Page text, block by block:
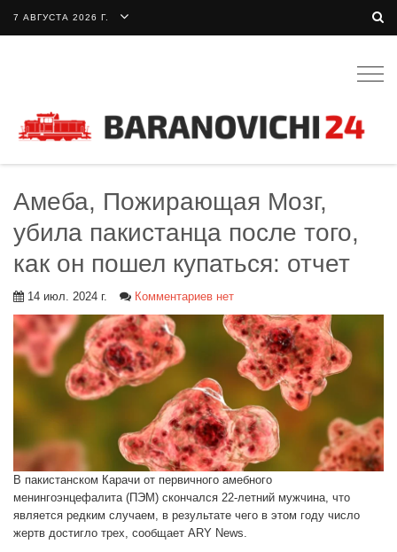
7 АВГУСТА 2026 Г.
Амеба, Пожирающая Мозг,
убила пакистанца после того,
как он пошел купаться: отчет
14 июл. 2024 г. Комментариев нет
В пакистанском Карачи от первичного амебного
менингоэнцефалита (ПЭМ) скончался 22-летний мужчина, что
является редким случаем, в результате чего в этом году число
жертв достигло трех, сообщает ARY News.